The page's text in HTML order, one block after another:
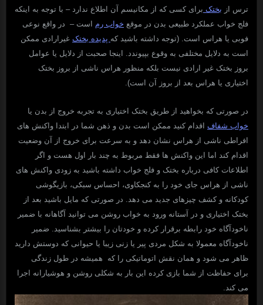
ترس از بختک برای کسی که از مکانیسم آن اطلاع ندارد – با توجه به اینکه
فلج خواب عملکرد طبیعی بدن در موقع خواب رم است – در واقع نوعی
فوبی یا هراس است. (توجه داشته باشید که پدیده بختک غیرارادی ممکن
است به دلایل مختلفی به وقوع بپیوندد. اینجا صحبت از دلایل یا عوامل
بروز بختک غیر ارادی نیست بلکه منظور هراس ناشی از بروز بختک
اختیاری یا هراس بعد از بروز آن است).
در صورتی که بخواهید از طریق بختک اختیاری به تجربه خروج از بدن یا
خواب شفاف اقدام کنید ممکن است بدن و ذهن شما در ابتدا واکنش های
افراطی ناشی از هراس نشان دهد و به سرعت برای خروج از آن وضعیت
اقدام کند اما این واکنش ها فقط مربوط به چند بار اول هست و اگر
اطلاعات کافی درباره بختک و فلج خواب داشته باشید به زودی واکنش های
ناشی از هراس جای خود را به کنجکاوی، احساس سبکی، بازیگوشی
کودکانه و کشف چیزهای جدید می دهد. در صورتی که مایل باشید بعد از
بختک اختیاری و در آستانه ورود به خواب روشن می توانید آگاهانه با ضمیر
ناخودآگاه خود رابطه برقرار کرده و خودتان را بیشتر بشناسید. ضمیر
ناخودآگاه معمولا به شکل مردی پیر یا زنی زیبا یا حیوانی که دوستش دارید
ظاهر می شود و همان نقش اتوماتیکی را که همیشه در طول زندگی
برای حفاظت از شما بازی کرده این بار به شکلی روشن و هوشیارانه اجرا
می کند.